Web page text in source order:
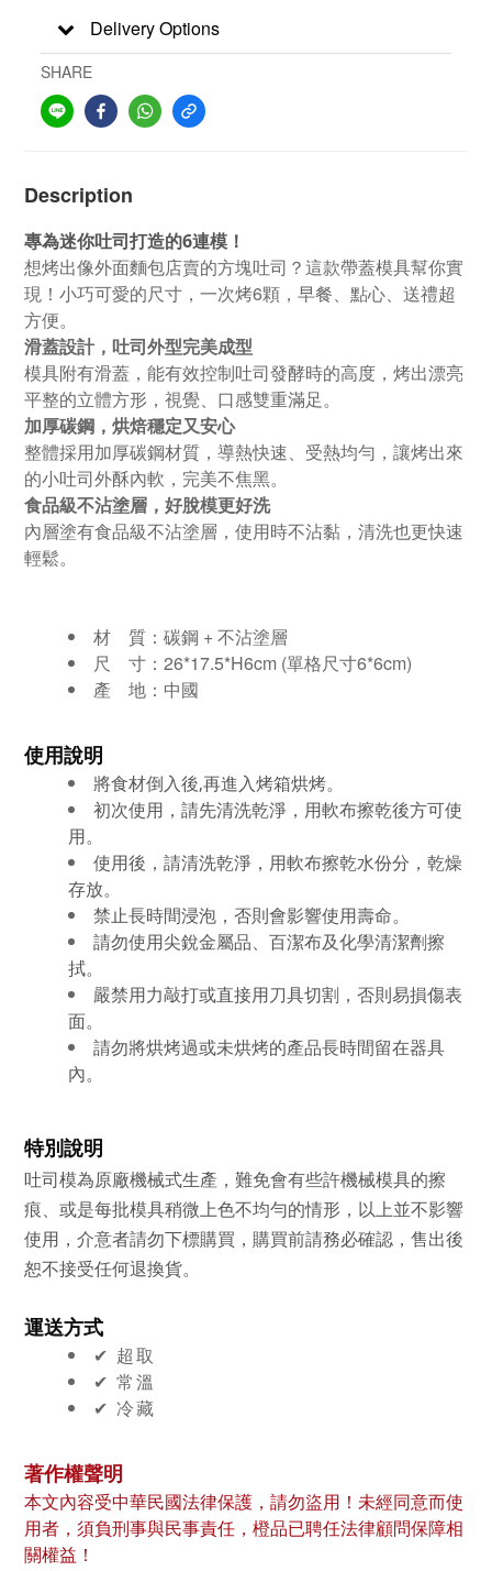
Delivery Options
SHARE
Description
專為迷你吐司打造的6連模！
想烤出像外面麵包店賣的方塊吐司？這款帶蓋模具幫你實
現！小巧可愛的尺寸，一次烤6顆，早餐、點心、送禮超
方便。
滑蓋設計，吐司外型完美成型
模具附有滑蓋，能有效控制吐司發酵時的高度，烤出漂亮
平整的立體方形，視覺、口感雙重滿足。
加厚碳鋼，烘焙穩定又安心
整體採用加厚碳鋼材質，導熱快速、受熱均勻，讓烤出來
的小吐司外酥內軟，完美不焦黑。
食品級不沾塗層，好脫模更好洗
內層塗有食品級不沾塗層，使用時不沾黏，清洗也更快速
輕鬆。
材 質： 碳鋼 + 不沾塗層
尺 寸：26*17.5*H6cm (單格尺寸6*6cm)
產 地：中國
使用說明
將食材倒入後,再進入烤箱烘烤。
初次使用，請先清洗乾淨，用軟布擦乾後方可使
用。
使用後，請清洗乾淨，用軟布擦乾水份分，乾燥
存放。
禁止長時間浸泡，否則會影響使用壽命。
請勿使用尖銳金屬品、百潔布及化學清潔劑擦
拭。
嚴禁用力敲打或直接用刀具切割，否則易損傷表
面。
請勿將烘烤過或未烘烤的產品長時間留在器具
內。
特別說明
吐司模為原廠機械式生產，難免會有些許機械模具的擦
痕、或是每批模具稍微上色不均勻的情形，以上並不影響
使用，介意者請勿下標購買，購買前請務必確認，售出後
恕不接受任何退換貨。
運送方式
✔︎ 超取
✔︎ 常溫
✔︎ 冷藏
著作權聲明
本文內容受中華民國法律保護，請勿盜用！未經同意而使
用者，須負刑事與民事責任，橙品已聘任法律顧問保障相
關權益！